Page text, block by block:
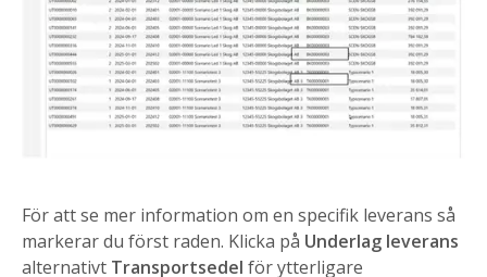
För att se mer information om en specifik leverans så
markerar du först raden. Klicka på Underlag leverans
alternativt Transportsedel för ytterligare